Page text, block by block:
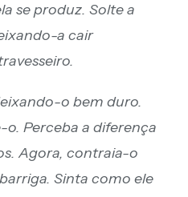
se produz. Solte a
a cair
o bem duro.
Perceba a diferença
Agora, contraia-o
Sinta como ele